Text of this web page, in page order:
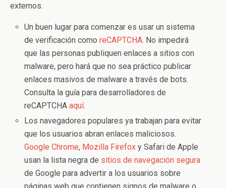
externos.
Un buen lugar para comenzar es usar un sistema
de verificación comoreCAPTCHA. No impedirá
que las personas publiquen enlaces a sitios con
malware, pero hará que no sea práctico publicar
enlaces masivos de malware a través de bots.
Consulta la guía para desarrolladores de
reCAPTCHAaquí.
Los navegadores populares ya trabajan para evitar
que los usuarios abran enlaces maliciosos.
Google Chrome, Mozilla Firefox y Safari de Apple
usan la lista negra de sitios de navegación segura
de Google para advertir a los usuarios sobre